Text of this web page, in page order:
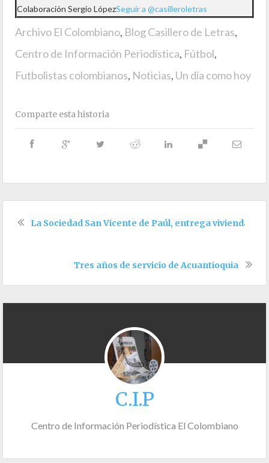
Colaboración Sergio LópezSeguir a @casilleroletras
Archivo El Colombiano, Blog Casillero de Letras,
Centro de Información Periodística, Fútbol,
Futbolistas colombianos, Noticias, Un día como hoy
Comparte esta historia
La Sociedad San Vicente de Paúl, entrega viviendas
Tres años de servicio de Acuantioquia
C.I.P
Centro de Información Periodística El Colombiano